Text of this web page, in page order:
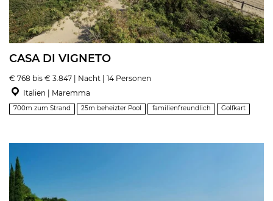
CASA DI VIGNETO
€ 768 bis € 3.847 | Nacht | 14 Personen
Italien | Maremma
700m zum Strand 25m beheizter Pool familienfreundlich Golfkart